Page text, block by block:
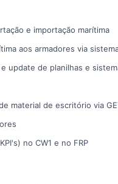
e importação marítima
aos armadores via sistema
update de planilhas e
material de escritório via
no CW1 e no FRP